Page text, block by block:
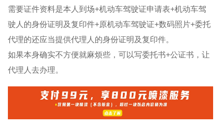
需要证件资料是本人到场+机动车驾驶证申请表+机动车驾
驶人的身份证明及复印件+原机动车驾驶证+数码照片+委托
代理的还应当提供代理人的身份证明及复印件。
如果本身确实不方便就麻烦些，可以写委托书+公证书，让
代理人去办理。